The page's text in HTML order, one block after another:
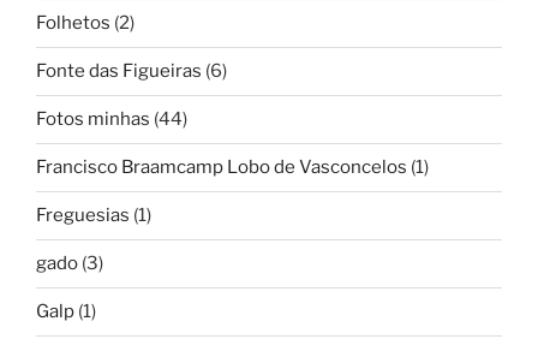
Folhetos (2)
Fonte das Figueiras (6)
Fotos minhas (44)
Francisco Braamcamp Lobo de Vasconcelos (1)
Freguesias (1)
gado (3)
Galp (1)